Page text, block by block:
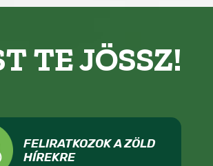
TE JÖSSZ!
FELIRATKOZOK A ZÖLD
HÍREKRE